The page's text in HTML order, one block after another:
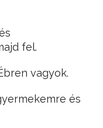
fel.
vagyok.
és